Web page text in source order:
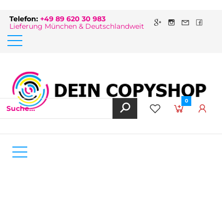
Telefon: +49 89 620 30 983
Lieferung München & Deutschlandweit
0